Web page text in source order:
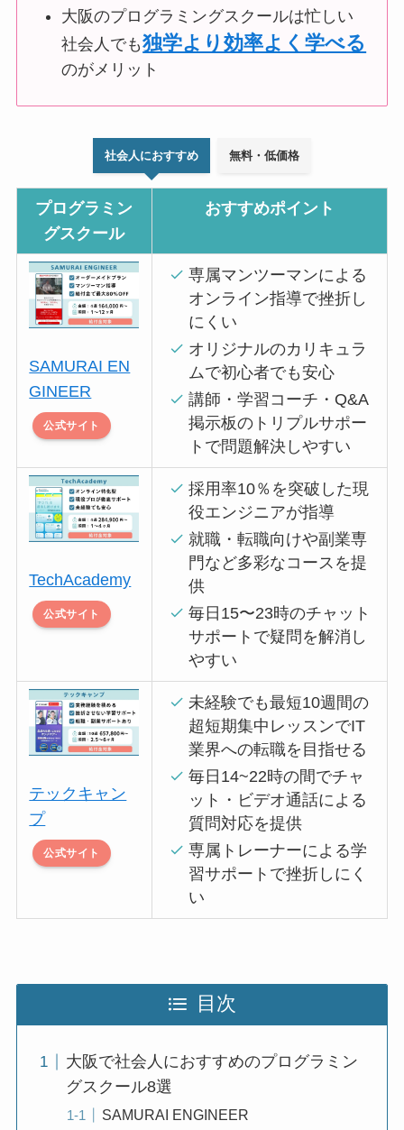
大阪のプログラミングスクールは忙しい
社会人でも独学より効率よく学べる
のがメリット
社会人におすすめ 無料・低価格
プログラミン
グスクール
おすすめポイント
SAMURAI EN
GINEER
公式サイト
専属マンツーマンによる
オンライン指導で挫折し
にくい
オリジナルのカリキュラ
ムで初心者でも安心
講師・学習コーチ・Q&A
掲示板のトリプルサポー
トで問題解決しやすい
TechAcademy
公式サイト
採用率10％を突破した現
役エンジニアが指導
就職・転職向けや副業専
門など多彩なコースを提
供
毎日15〜23時のチャット
サポートで疑問を解消し
やすい
テックキャン
プ
公式サイト
未経験でも最短10週間の
超短期集中レッスンでIT
業界への転職を目指せる
毎日14~22時の間でチャ
ット・ビデオ通話による
質問対応を提供
専属トレーナーによる学
習サポートで挫折しにく
い
目次
大阪で社会人におすすめのプログラミン
グスクール8選
SAMURAI ENGINEER